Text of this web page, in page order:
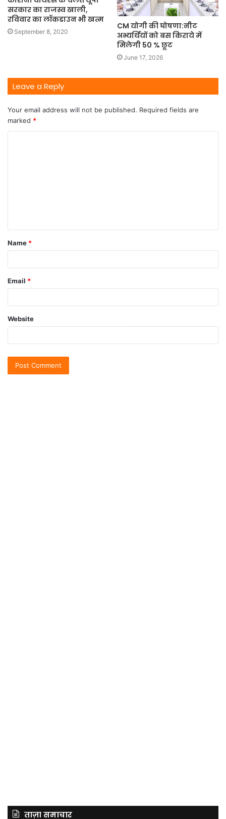
सरकार का राजस्व खाली,
रविवार का लॉकडाउन भी खत्म
September 8, 2020
CM योगी की घोषणा:नीट
अभ्यर्थियों को बस किराये में
मिलेगी 50 % छूट
June 17, 2026
Leave a Reply
Your email address will not be published. Required fields are
marked *
Name *
Email *
Website
ताज़ा समाचार